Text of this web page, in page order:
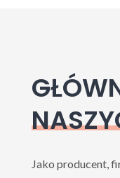
Jako producent,